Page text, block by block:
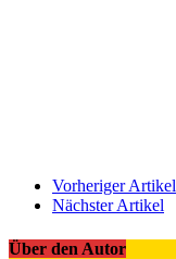
Vorheriger Artikel
Nächster Artikel
Über den Autor